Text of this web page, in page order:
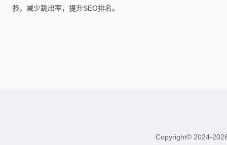
验，减少跳出率，提升SEO排名。
Copyright© 2024-